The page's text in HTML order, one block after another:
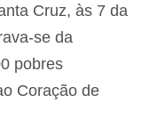
Cruz, às 7 da
se da
pobres
Coração de